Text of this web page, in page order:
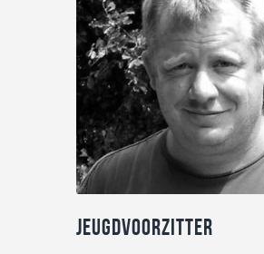
Nuttige info
Contact
Jeugdvoorzitter